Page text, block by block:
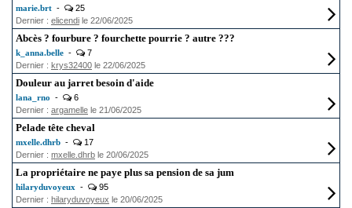
marie.brt -
25
Dernier : elicendi le 22/06/2025
Abcès ? fourbure ? fourchette pourrie ? autre ???
k_anna.belle -
7
Dernier : krys32400 le 22/06/2025
Douleur au jarret besoin d'aide
lana_rno -
6
Dernier : argamelle le 21/06/2025
Pelade tête cheval
mxelle.dhrb -
17
Dernier : mxelle.dhrb le 20/06/2025
La propriétaire ne paye plus sa pension de sa jum
hilaryduvoyeux -
95
Dernier : hilaryduvoyeux le 20/06/2025